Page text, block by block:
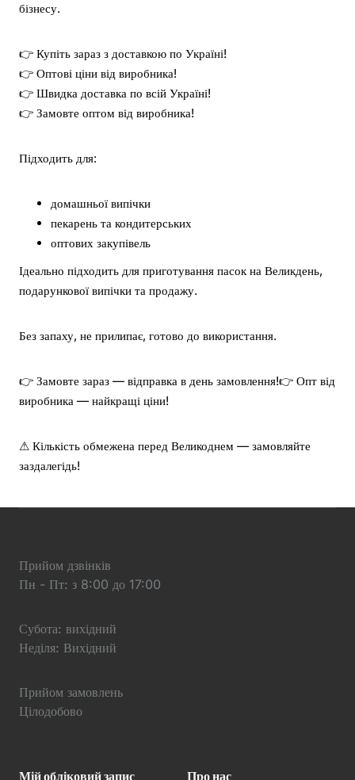
бізнесу.
👉 Купіть зараз з доставкою по Україні!
👉 Оптові ціни від виробника!
👉 Швидка доставка по всій Україні!
👉 Замовте оптом від виробника!
Підходить для:
домашньої випічки
пекарень та кондитерських
оптових закупівель
Ідеально підходить для приготування пасок на Великдень,
подарункової випічки та продажу.
Без запаху, не прилипає, готово до використання.
👉 Замовте зараз — відправка в день замовлення!👉 Опт від
виробника — найкращі ціни!
⚠ Кількість обмежена перед Великоднем — замовляйте
заздалегідь!
Прийом дзвінків
Пн - Пт: з 8:00 до 17:00
Субота: вихідний
Неділя: Вихідний
Прийом замовлень
Цілодобово
Мій обліковий запис Про нас